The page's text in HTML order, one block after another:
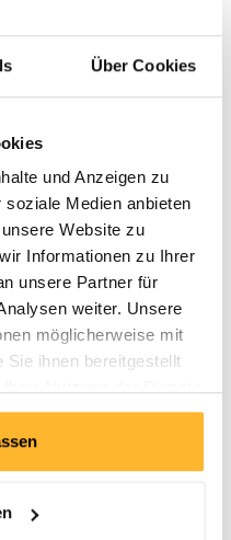
Über Cookies
und Anzeigen zu
Medien anbieten
Website zu
Informationen zu Ihrer
unsere Partner für
weiter. Unsere
möglicherweise mit
Sie ihnen bereitgestellt
Allokation
Einsatz